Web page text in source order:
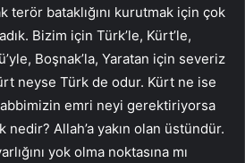
terör bataklığını kurutmak için çok
Bizim için Türk’le, Kürt’le,
Boşnak’la, Yaratan için severiz
neyse Türk de odur. Kürt ne ise
emri neyi gerektiriyorsa
Allah’a yakın olan üstündür.
yok olma noktasına mı